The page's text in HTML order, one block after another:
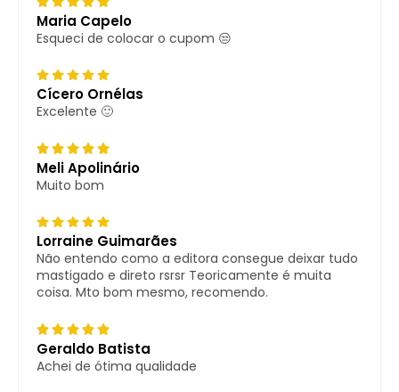
Maria Capelo
Esqueci de colocar o cupom 😒
Cícero Ornélas
Excelente 🙂
Meli Apolinário
Muito bom
Lorraine Guimarães
Não entendo como a editora consegue deixar tudo
mastigado e direto rsrsr Teoricamente é muita
coisa. Mto bom mesmo, recomendo.
Geraldo Batista
Achei de ótima qualidade